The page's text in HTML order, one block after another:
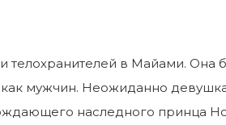
телохранителей в Майами. Она
мужчин. Неожиданно
наследного принца